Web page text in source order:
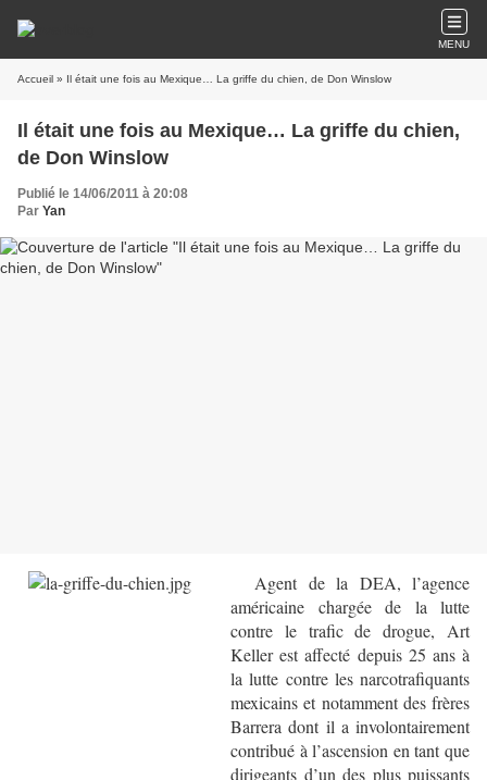
MENU
Accueil » Il était une fois au Mexique… La griffe du chien, de Don Winslow
Il était une fois au Mexique… La griffe du chien,
de Don Winslow
Publié le 14/06/2011 à 20:08
Par Yan
Agent de la DEA, l’agence
américaine chargée de la lutte
contre le trafic de drogue, Art
Keller est affecté depuis 25 ans à
la lutte contre les narcotrafiquants
mexicains et notamment des frères
Barrera dont il a involontairement
contribué à l’ascension en tant que
dirigeants d’un des plus puissants